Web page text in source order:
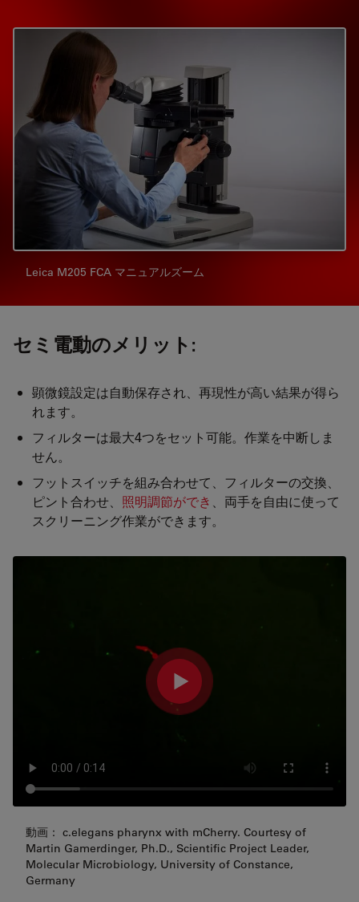
Leica M205 FCA マニュアルズーム
セミ電動のメリット:
顕微鏡設定は自動保存され、再現性が高い結果が得ら
れます。
フィルターは最大4つをセット可能。作業を中断しま
せん。
フットスイッチを組み合わせて、フィルターの交換、
ピント合わせ、 照明調節ができ
、両手を自由に使って
スクリーニング作業ができます。
動画： c.elegans pharynx with mCherry. Courtesy of
Martin Gamerdinger, Ph.D., Scientific Project Leader,
Molecular Microbiology, University of Constance,
Germany